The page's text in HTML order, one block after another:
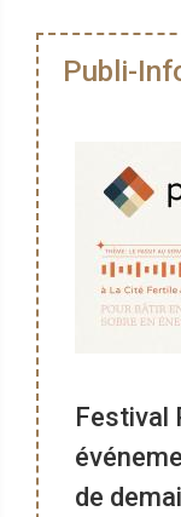
Publi-
Festival
de